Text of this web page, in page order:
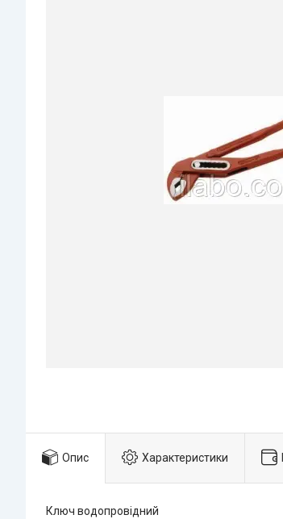
Опис Характеристики
Ключ водопровідний